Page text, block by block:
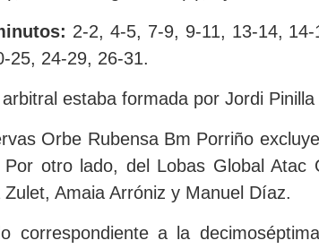
2-2, 4-5, 7-9, 9-11, 13-14,
25, 24-29, 26-31.
estaba formada por Jordi
Orbe Rubensa Bm Porriño
Por otro lado, del Lobas Global Atac
Amaia Arróniz y Manuel Díaz.
correspondiente a la